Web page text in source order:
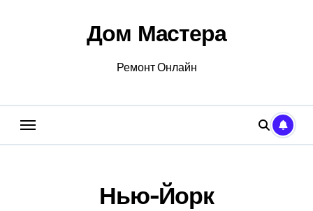
Дом Мастера
Ремонт Онлайн
Нью-Йорк